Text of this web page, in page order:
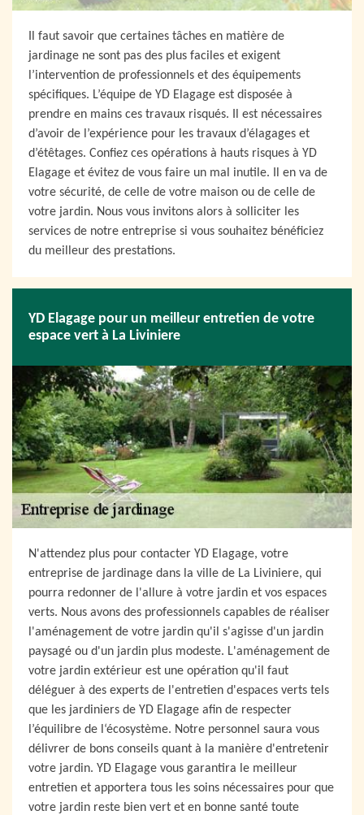
Il faut savoir que certaines tâches en matière de
jardinage ne sont pas des plus faciles et exigent
l’intervention de professionnels et des équipements
spécifiques. L’équipe de YD Elagage est disposée à
prendre en mains ces travaux risqués. Il est nécessaires
d’avoir de l’expérience pour les travaux d’élagages et
d’étêtages. Confiez ces opérations à hauts risques à YD
Elagage et évitez de vous faire un mal inutile. Il en va de
votre sécurité, de celle de votre maison ou de celle de
votre jardin. Nous vous invitons alors à solliciter les
services de notre entreprise si vous souhaitez bénéficiez
du meilleur des prestations.
YD Elagage pour un meilleur entretien de votre
espace vert à La Liviniere
N'attendez plus pour contacter YD Elagage, votre
entreprise de jardinage dans la ville de La Liviniere, qui
pourra redonner de l'allure à votre jardin et vos espaces
verts. Nous avons des professionnels capables de réaliser
l'aménagement de votre jardin qu'il s'agisse d'un jardin
paysagé ou d'un jardin plus modeste. L'aménagement de
votre jardin extérieur est une opération qu'il faut
déléguer à des experts de l'entretien d'espaces verts tels
que les jardiniers de YD Elagage afin de respecter
l’équilibre de l‘écosystème. Notre personnel saura vous
délivrer de bons conseils quant à la manière d'entretenir
votre jardin. YD Elagage vous garantira le meilleur
entretien et apportera tous les soins nécessaires pour que
votre jardin reste bien vert et en bonne santé toute